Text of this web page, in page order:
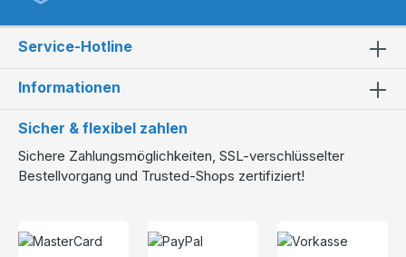
Service-Hotline
Informationen
Sicher & flexibel zahlen
Sichere Zahlungsmöglichkeiten, SSL-verschlüsselter
Bestellvorgang und Trusted-Shops zertifiziert!